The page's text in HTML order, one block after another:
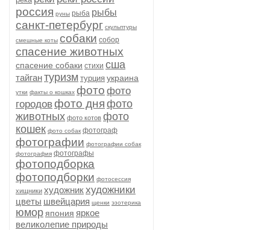
россия руны рыба рыбы
санкт-петербург скульптуры
смешные коты собаки собор
спасение животных
спасение собаки стихи сша
тайгантуризм турция украина
утки факты о кошках фото фото
городовфото дня фото
животных фото котов фото
кошек фото собак фотограф
фотографии фотографии собак
фотография фотографы
фотоподборка
фотоподборки фотосессия
хищники художникхудожники
цветы швейцария щенки эзотерика
юмор япония яркое
великолепие природы